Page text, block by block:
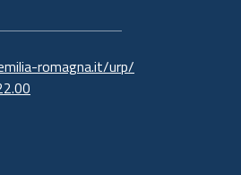
romagna.it/urp/